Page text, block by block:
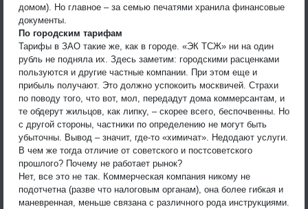
домом). Но главное – за семью печатями хранила финансовые
документы.
По городским тарифам
Тарифы в ЗАО такие же, как в городе. «ЭК ТСЖ» ни на один
рубль не подняла их. Здесь заметим: городскими расценками
пользуются и другие частные компании. При этом еще и
прибыль получают. Это должно успокоить москвичей. Страхи
по поводу того, что вот, мол, передадут дома коммерсантам, и
те обдерут жильцов, как липку, – скорее всего, беспочвенны. Но
с другой стороны, частники по определению не могут быть
убыточны. Вывод – значит, где-то «химичат». Недодают услуги.
В чем же тогда отличие от советского и постсоветского
прошлого? Почему не работает рынок?
Нет, все это не так. Коммерческая компания никому не
подотчетна (разве что налоговым органам), она более гибкая и
маневренная, меньше связана с различного рода инструкциями.